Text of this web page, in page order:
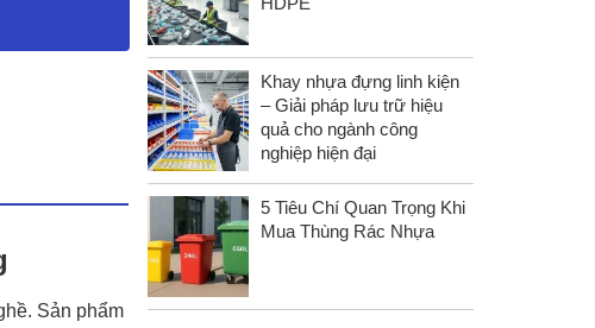
Sản phẩm
Khay nhựa đựng linh kiện
– Giải pháp lưu trữ hiệu
quả cho ngành công
nghiệp hiện đại
5 Tiêu Chí Quan Trọng Khi
Mua Thùng Rác Nhựa